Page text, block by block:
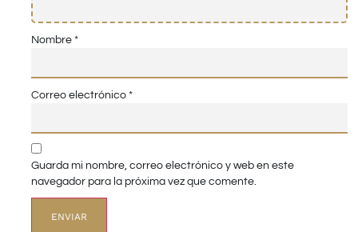
Nombre *
Correo electrónico *
Guarda mi nombre, correo electrónico y web en este
navegador para la próxima vez que comente.